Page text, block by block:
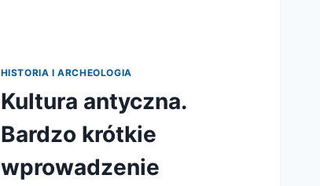
HISTORIA I ARCHEOLOGIA
Kultura antyczna.
Bardzo krótkie
wprowadzenie